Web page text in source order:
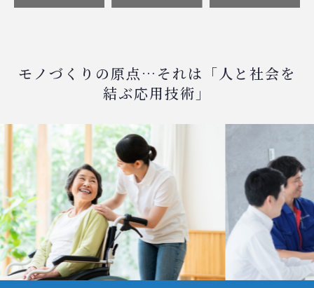
モノづくりの原点…それは「人と社会を
結ぶ応用技術」